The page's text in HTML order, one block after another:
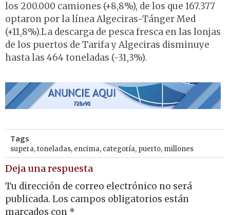
los 200.000 camiones (+8,8%), de los que 167.377
optaron por la línea Algeciras-Tánger Med
(+11,8%).La descarga de pesca fresca en las lonjas
de los puertos de Tarifa y Algeciras disminuye
hasta las 464 toneladas (-31,3%).
Tags
supera,toneladas, encima, categoría, puerto, millones
Deja una respuesta
Tu dirección de correo electrónico no será
publicada. Los campos obligatorios están
marcados con *